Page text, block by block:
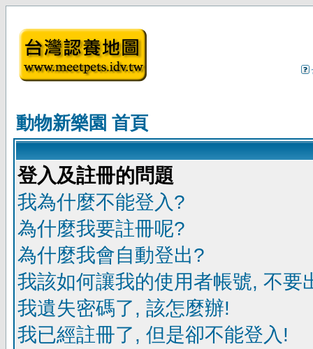
動物新樂園 首頁
登入及註冊的問題
我為什麼不能登入?
為什麼我要註冊呢?
為什麼我會自動登出?
我該如何讓我的使用者帳號, 不要
我遺失密碼了, 該怎麼辦!
我已經註冊了, 但是卻不能登入!